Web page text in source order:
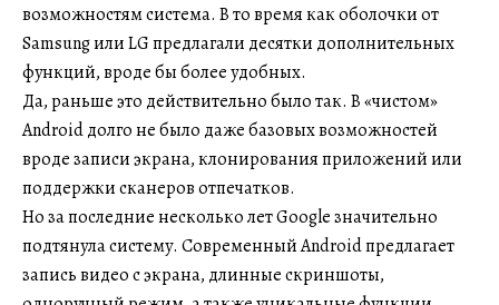
возможностям система. В то время как оболочки от
Samsung или LG предлагали десятки дополнительных
функций, вроде бы более удобных.
Да, раньше это действительно было так. В «чистом»
Android долго не было даже базовых возможностей
вроде записи экрана, клонирования приложений или
поддержки сканеров отпечатков.
Но за последние несколько лет Google значительно
подтянула систему. Современный Android предлагает
запись видео с экрана, длинные скриншоты,